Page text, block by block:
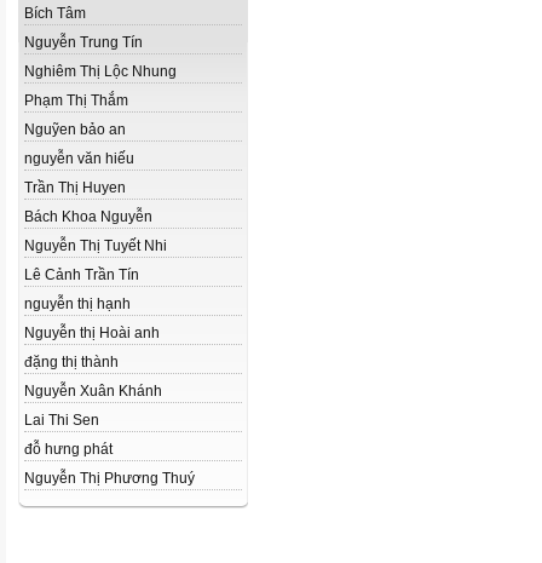
Bích Tâm
Nguyễn Trung Tín
Nghiêm Thị Lộc Nhung
Phạm Thị Thắm
Nguỹen bảo an
nguyễn văn hiếu
Trần Thị Huyen
Bách Khoa Nguyễn
Nguyễn Thị Tuyết Nhi
Lê Cảnh Trần Tín
nguyễn thị hạnh
Nguyễn thị Hoài anh
đặng thị thành
Nguyễn Xuân Khánh
Lai Thi Sen
đỗ hưng phát
Nguyễn Thị Phương Thuý